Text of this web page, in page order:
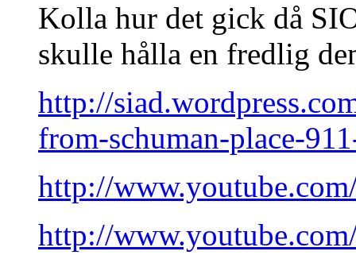
Kolla hur det gick då
skulle hålla en fredlig
http://
from-schuman-place-
http://
http://